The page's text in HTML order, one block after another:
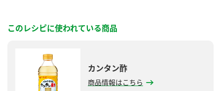
このレシピに使われている商品
カンタン酢
商品情報はこちら